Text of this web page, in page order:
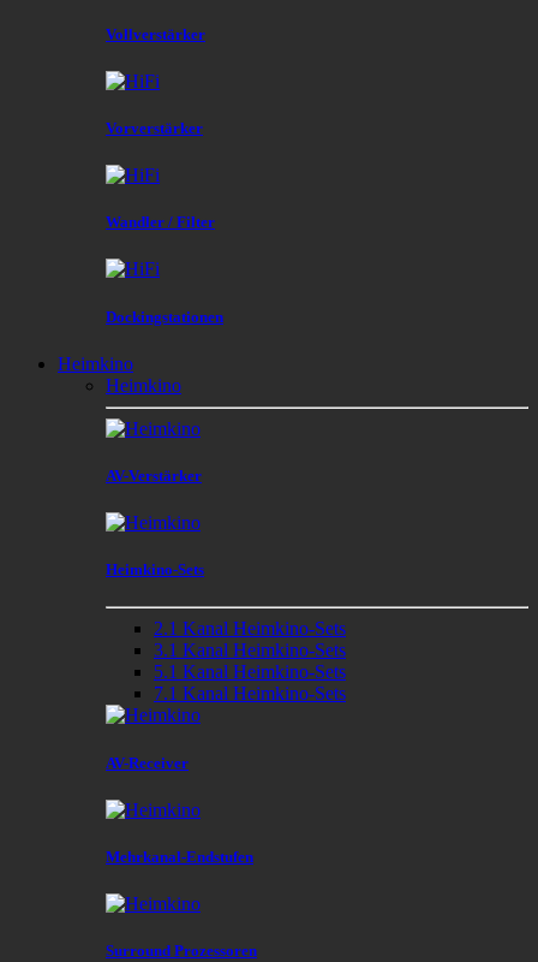
Vollverstärker
Vorverstärker
Wandler / Filter
Dockingstationen
Heimkino
Heimkino
AV-Verstärker
Heimkino-Sets
2.1 Kanal Heimkino-Sets
3.1 Kanal Heimkino-Sets
5.1 Kanal Heimkino-Sets
7.1 Kanal Heimkino-Sets
AV-Receiver
Mehrkanal-Endstufen
Surround Prozessoren